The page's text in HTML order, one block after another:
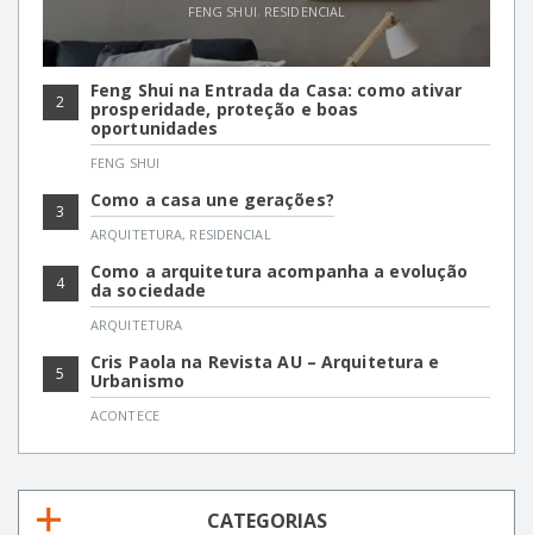
FENG SHUI, RESIDENCIAL
2
Feng Shui na Entrada da Casa: como ativar
prosperidade, proteção e boas
oportunidades
FENG SHUI
3 Como a casa une gerações?
ARQUITETURA, RESIDENCIAL
4
Como a arquitetura acompanha a evolução
da sociedade
ARQUITETURA
5
Cris Paola na Revista AU – Arquitetura e
Urbanismo
ACONTECE
CATEGORIAS